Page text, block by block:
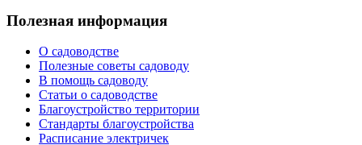
Полезная информация
О садоводстве
Полезные советы садоводу
В помощь садоводу
Статьи о садоводстве
Благоустройство территории
Стандарты благоустройства
Расписание электричек